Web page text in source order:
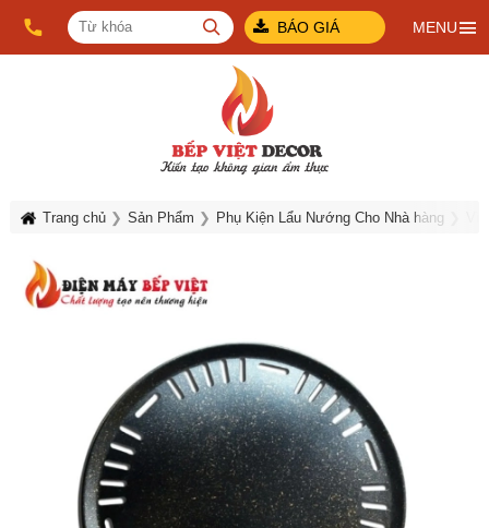
BÁO GIÁ MENU
Trang chủ Sản Phẩm Phụ Kiện Lẩu Nướng Cho Nhà hàng